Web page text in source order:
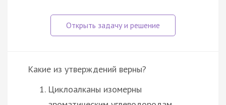
Какие из утверждений верны?
Циклоалканы изомерны